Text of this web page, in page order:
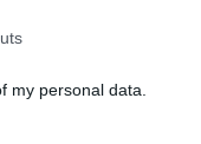
my personal data.
2026.
köt az
szerződés